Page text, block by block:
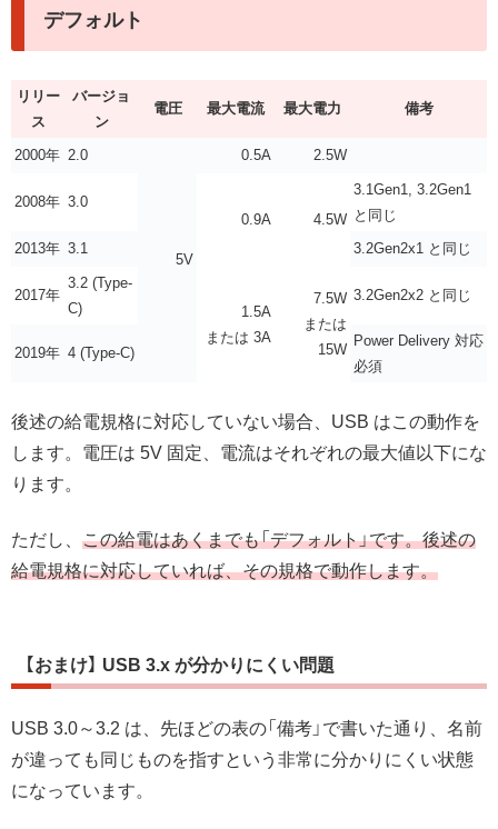
デフォルト
リリー
ス
バージョ
ン
電圧 最大電流 最大電力 備考
2000年 2.0
5V
0.5A 2.5W
2008年 3.0
0.9A
4.5W
3.1Gen1, 3.2Gen1
と同じ
2013年 3.1 3.2Gen2x1 と同じ
2017年
3.2 (Type-
C)
1.5A
または 3A
7.5W
または
15W
3.2Gen2x2 と同じ
2019年 4 (Type-C)
Power Delivery 対応
必須
後述の給電規格に対応していない場合、USB はこの動作を
します。電圧は 5V 固定、電流はそれぞれの最大値以下にな
ります。
ただし、 この給電はあくまでも「デフォルト」です。後述の
給電規格に対応していれば、その規格で動作します。
【おまけ】 USB 3.x が分かりにくい問題
USB 3.0～3.2 は、先ほどの表の「備考」で書いた通り、名前
が違っても同じものを指すという非常に分かりにくい状態
になっています。